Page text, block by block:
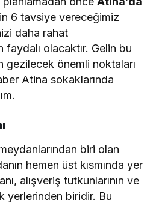
6 tavsiye vereceğimiz
daha rahat
olacaktır. Gelin bu
gezilecek önemli noktaları
Atina sokaklarında
biri olan
hemen üst kısmında yer
alışveriş tutkunlarının ve
yerlerinden biridir. Bu